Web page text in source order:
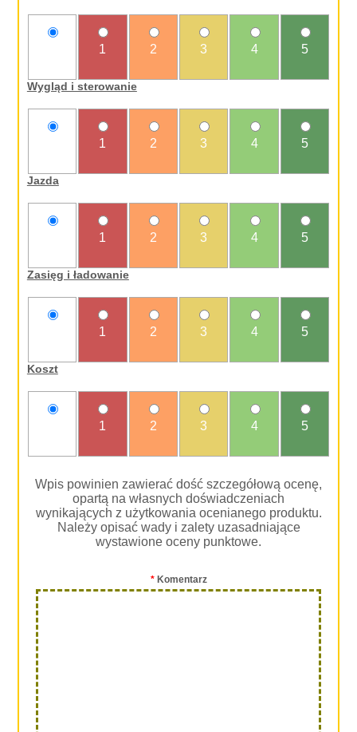
1 2 3 4 5
Wygląd i sterowanie
1 2 3 4 5
Jazda
1 2 3 4 5
Zasięg i ładowanie
1 2 3 4 5
Koszt
1 2 3 4 5
Wpis powinien zawierać dość szczegółową ocenę,
opartą na własnych doświadczeniach
wynikających z użytkowania ocenianego produktu.
Należy opisać wady i zalety uzasadniające
wystawione oceny punktowe.
*Komentarz